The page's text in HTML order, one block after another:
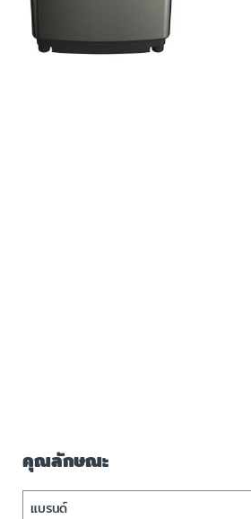
คุณลักษณะ
แบรนด์